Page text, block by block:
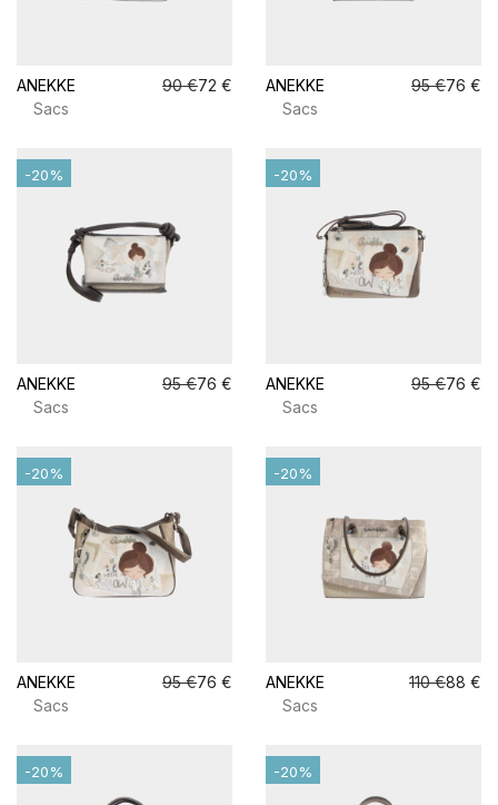
ANEKKE 90 €72 €
Sacs
ANEKKE 95 €76 €
Sacs
ANEKKE 95 €76 €
Sacs
-20%
ANEKKE 95 €76 €
Sacs
-20%
ANEKKE 95 €76 €
Sacs
-20%
ANEKKE 110 €88 €
Sacs
-20%
-20% -20%